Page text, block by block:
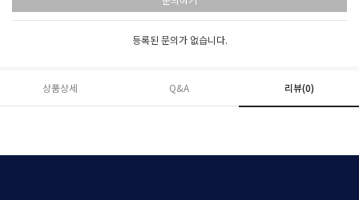
등록된 문의가 없습니다.
상품상세 Q&A 리뷰(0)